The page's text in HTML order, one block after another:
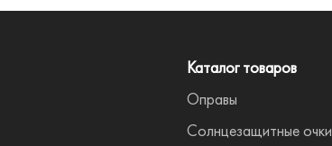
Каталог товаров
Оправы
Солнцезащитные очки